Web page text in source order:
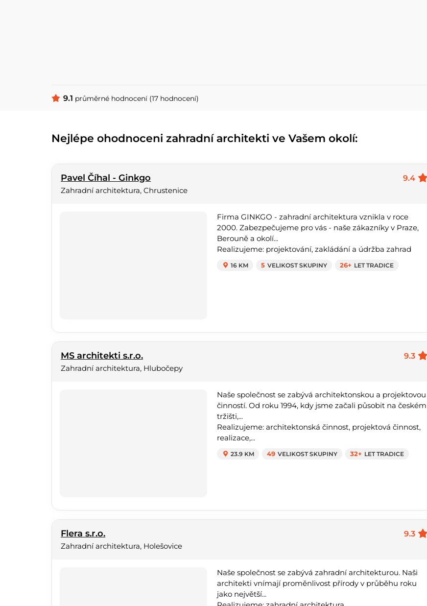
9.1 průměrné hodnocení (17 hodnocení)
Nejlépe ohodnoceni zahradní architekti ve Vašem okolí:
Pavel Číhal - Ginkgo
9.4
Zahradní architektura, Chrustenice
Firma GINKGO - zahradní architektura vznikla v roce
2000. Zabezpečujeme pro vás - naše zákazníky v Praze,
Berouně a okolí...
Realizujeme: projektování, zakládání a údržba zahrad
16 KM 5 VELIKOST SKUPINY 26+ LET TRADICE
MS architekti s.r.o.
9.3
Zahradní architektura, Hlubočepy
Naše společnost se zabývá architektonskou a projektovou
činností. Od roku 1994, kdy jsme začali působit na českém
tržišti,...
Realizujeme: architektonská činnost, projektová činnost,
realizace,...
23.9 KM 49 VELIKOST SKUPINY 32+ LET TRADICE
Flera s.r.o.
9.3
Zahradní architektura, Holešovice
Naše společnost se zabývá zahradní architekturou. Naši
architekti vnímají proměnlivost přírody v průběhu roku
jako největší...